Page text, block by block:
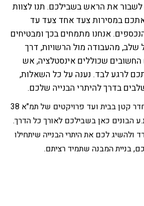
לשבור את הראש בשבילכם. תנו לצוות
במסירות צעד אחד צעד עד
אנחנו מתמחים בכך ומבטיחים
שלב, מהעבודה מול הרשויות, דרך
החשובים שכוללים אינסטלציה, אש
לרגע לבד. נענה על כל השאלות,
בדרך להיתרי הבנייה שלכם.
מהיתרי בנייה עבור עוד חדר קטן בבית ועד פרויקטים של תמ"א 38
הבונים כאן בשבילכם לאורך כל הדרך.
ולהשיג לכם את היתרי הבנייה שיתחילו
בניית המבנה שתמיד רציתם.